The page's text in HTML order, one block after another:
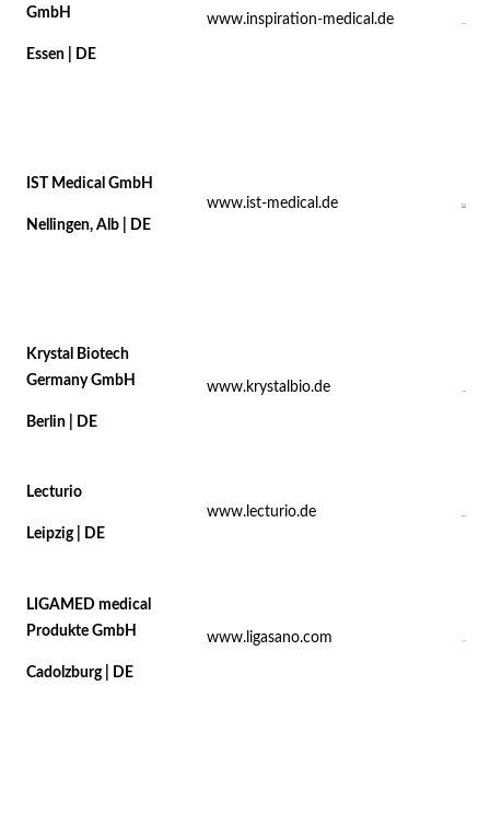
GmbH
Essen | DE
www.inspiration-medical.de
IST Medical GmbH
Nellingen, Alb | DE
www.ist-medical.de
Krystal Biotech
Germany GmbH
Berlin | DE
www.krystalbio.de
Lecturio
Leipzig | DE
www.lecturio.de
LIGAMED medical
Produkte GmbH
Cadolzburg | DE
www.ligasano.com